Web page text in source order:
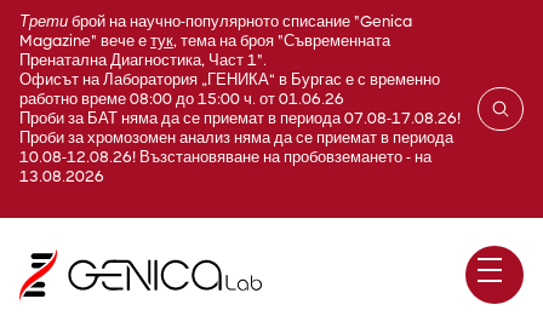
Трети брой на научно-популярното списание "Genica
Magazine" вече е тук, тема на броя "Съвременната
Пренатална Диагностика, Част 1".
Офисът на Лаборатория „ГЕНИКА“ в Бургас е с временно
работно време 08:00 до 15:00 ч. от 01.06.26
Проби за БАТ няма да се приемат в периода 07.08-17.08.26!
Проби за хромозомен анализ няма да се приемат в периода
10.08-12.08.26! Възстановяване на пробовземането - на
13.08.2026